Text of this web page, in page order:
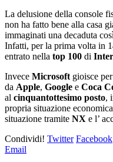
La delusione della console
non ha fatto bene alla casa
immaginati una decaduta
Infatti, per la prima volta in
entrato nella top 100 di
Invece Microsoft gioisce
da Apple, Google e Coca
al cinquantottesimo posto,
propria situazione
situazione tramite NX e l’
Condividi! Twitter Facebook
Email